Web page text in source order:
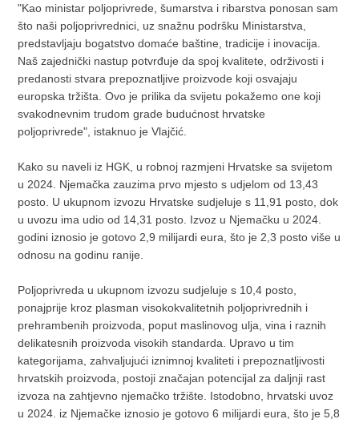
"Kao ministar poljoprivrede, šumarstva i ribarstva ponosan sam
što naši poljoprivrednici, uz snažnu podršku Ministarstva,
predstavljaju bogatstvo domaće baštine, tradicije i inovacija.
Naš zajednički nastup potvrđuje da spoj kvalitete, održivosti i
predanosti stvara prepoznatljive proizvode koji osvajaju
europska tržišta. Ovo je prilika da svijetu pokažemo one koji
svakodnevnim trudom grade budućnost hrvatske
poljoprivrede", istaknuo je Vlajčić.
Kako su naveli iz HGK, u robnoj razmjeni Hrvatske sa svijetom
u 2024. Njemačka zauzima prvo mjesto s udjelom od 13,43
posto. U ukupnom izvozu Hrvatske sudjeluje s 11,91 posto, dok
u uvozu ima udio od 14,31 posto. Izvoz u Njemačku u 2024.
godini iznosio je gotovo 2,9 milijardi eura, što je 2,3 posto više u
odnosu na godinu ranije.
Poljoprivreda u ukupnom izvozu sudjeluje s 10,4 posto,
ponajprije kroz plasman visokokvalitetnih poljoprivrednih i
prehrambenih proizvoda, poput maslinovog ulja, vina i raznih
delikatesnih proizvoda visokih standarda. Upravo u tim
kategorijama, zahvaljujući iznimnoj kvaliteti i prepoznatljivosti
hrvatskih proizvoda, postoji značajan potencijal za daljnji rast
izvoza na zahtjevno njemačko tržište. Istodobno, hrvatski uvoz
u 2024. iz Njemačke iznosio je gotovo 6 milijardi eura, što je 5,8